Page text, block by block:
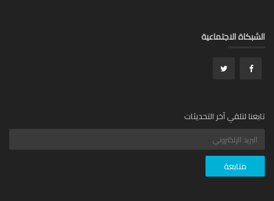
الاجتماعية
لتلقي آخر التحديثات